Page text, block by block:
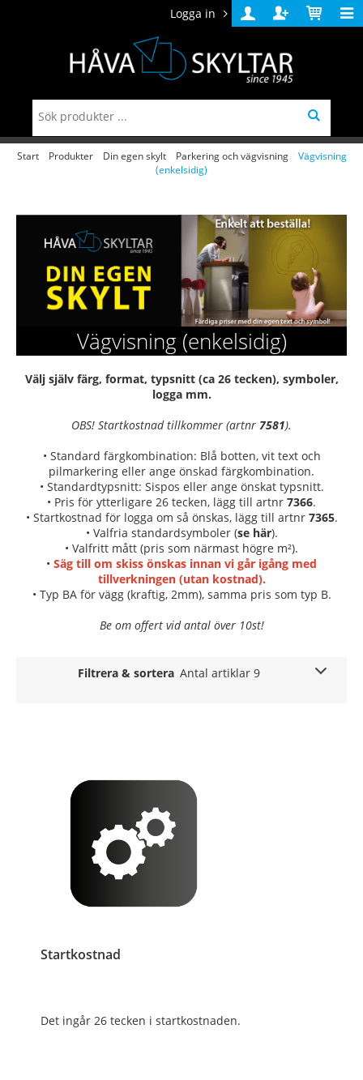
Logga in
Logga
in
Skapa
konto
Varukorg
Start Produkter Din egen skylt Parkering och vägvisning
Vägvisning
(enkelsidig)
Vägvisning (enkelsidig)
Välj själv färg, format, typsnitt (ca 26 tecken), symboler,
logga mm.
OBS! Startkostnad tillkommer (artnr 7581).
• Standard färgkombination: Blå botten, vit text och
pilmarkering eller ange önskad färgkombination.
• Standardtypsnitt: Sispos eller ange önskat typsnitt.
• Pris för ytterligare 26 tecken, lägg till artnr 7366.
• Startkostnad för logga om så önskas, lägg till artnr 7365.
• Valfria standardsymboler (se här).
• Valfritt mått (pris som närmast högre m²).
• Säg till om skiss önskas innan vi går igång med
tillverkningen (utan kostnad).
• Typ BA för vägg (kraftig, 2mm), samma pris som typ B.
Be om offert vid antal över 10st!
Filtrera & sortera Antal artiklar 9
Startkostnad
Det ingår 26 tecken i startkostnaden.